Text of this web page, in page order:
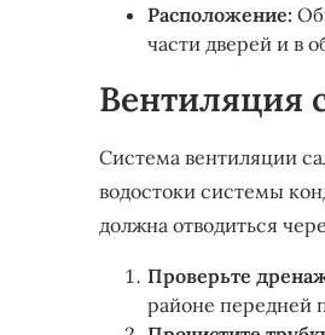
Расположение:
части дверей и в
Вентиляция
Система вентиляции
водостоки системы
должна отводиться
Проверьте
районе передней